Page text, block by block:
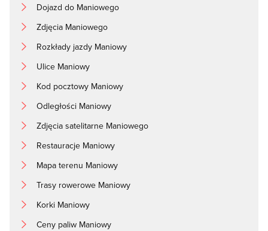
Dojazd do Maniowego
Zdjęcia Maniowego
Rozkłady jazdy Maniowy
Ulice Maniowy
Kod pocztowy Maniowy
Odległości Maniowy
Zdjęcia satelitarne Maniowego
Restauracje Maniowy
Mapa terenu Maniowy
Trasy rowerowe Maniowy
Korki Maniowy
Ceny paliw Maniowy